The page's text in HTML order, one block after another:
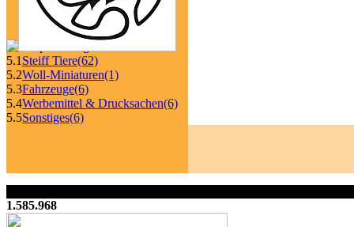
5.1 Steiff Tiere(62)
5.2Woll-Miniaturen(1)
5.3Fahrzeuge(6)
5.4Werbemittel & Drucksachen(6)
5.5Sonstiges(6)
1.585.968